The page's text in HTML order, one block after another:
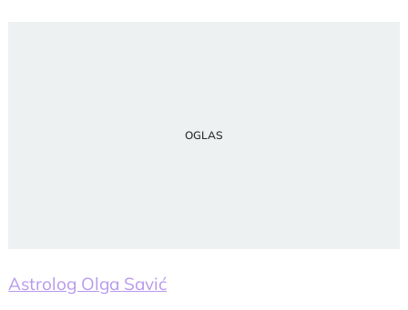
Astrolog Olga Savić